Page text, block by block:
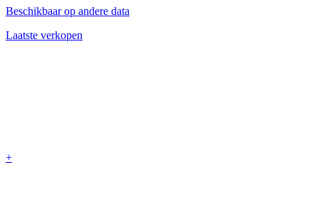
Beschikbaar op andere data
Laatste verkopen
+